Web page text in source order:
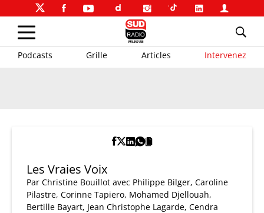
Podcasts Grille Articles Intervenez
Les Vraies Voix
Par Christine Bouillot avec Philippe Bilger, Caroline
Pilastre, Corinne Tapiero, Mohamed Djellouah,
Bertille Bayart, Jean Christophe Lagarde, Cendra